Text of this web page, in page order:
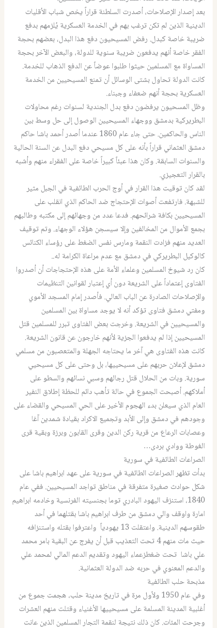
بعد إصدار الإصلاحات، أصدرت السلطنة قراراً يخص شباب الأقليات
الدينية الذين لم تكن ترغب بهم في الخدمة العسكرية يُلزمهم بدفع
ضريبة خاصة كبدل. رفض المسيحيون دفع هذا البدل، بعضهم بحجة
الفقر خاصة أنهم يدفعون ضريبة سنوية للدولة، والبعض الآخر بحجة
المساواة مع المسلمين حيثوا طلبوا عوضاً عن الدفع الذهاب للخدمة.
كانت الدولة تحاول بشتى الوسائل أن تمنع المسيحيين من الخدمة
العسكرية بحجة أنهم ضعفاء وجبناء.
وظل المسحيون يرفضون دفع بدل الجندية لسنوات رغم محاولات
البطريركية بدمشق ووجهاء المسيحيين الوصول إلى حل وسط بين
الناس والحاكمين. حتى جاء عام 1860 عندما أصدر أحمد باشا حاكم
دمشق العثماني قراراً بأنه على كل مسيحي دفع البدل عن السنة الحالية
والسنوات السابقة. وكان هذا عبئاً كبيراً خاصة على الفقراء منهم وأشبه
بالقرار التعجيزي.
لقد كان توقيت هذا القرار في أوج الحرب الطائفية في الجبل مثير
للشبهة. فارتفعت أصوات الإحتجاج ضد الحاكم الذي انقلب على
المسيحيين بكافة شرائحهم. فدعا عدد من وجهائهم إلى مكتبه وطالبهم
بجمع الأموال من المخالفين وإلا سيسجن هؤلاء الوجهاء. وتم توقيف
العديد منهم فزادت النقمة ومارس نفس الضغط على رؤساء الكنائس
كالوكيل البطريركي في دمشق مع عدم مراعاة الكرامة له..
كان رد شيوخ المسلمين وعلماء الأمة على هذه الإحتجاجات أن أصدروا
الفتاوى إعتماداً على الشريعة دون أي إعتبار لقوانين التنظيمات
والإصلاحات الصادرة عن الباب العالي. فأصدر إمام المسجد الأموي
ومفتي دمشق فتاوى تؤكد أنه لا يوجد مساواة بين المسلمين
والمسيحيين في الشريعة. وخرجت بعض الفتاوى تبرر للمسلمين قتل
المسيحيين إذا لم يدفعوا الجزية لأنهم خارجون عن قانون الشريعة.
كانت هذه الفتاوى هي آخر ما يحتاجه الجهلة والمتعصبون من مسلمي
دمشق لإعلان حربهم على مسيحييها، بل وحتى على كل مسيحيي
سورية. وبات من الحلال قتل رجالهم وسبي نسائهم والسطو على
أملاكهم. أصبحت الجموع في حالة تأهب دائم للحظة إطلاق النفير
العام الذي سيعلن بدء الهجوم الأخير على الحي المسيحي والقضاء على
وجودهم في دمشق وإلى الأبد وتجميع الاكراد بقيادة شمدين آغا
وعصابات الرعاع من قرية ركن الدين وقرى القابون وبرزة وبقية قرى
الغوطة ووادي بردى…
الصراعات الطائفية في سورية
بدأت تظهر الصراعات الطائفية في سورية على عهد ابراهيم باشا على
شكل حوادث صغيرة متفرقة في مناطق تواجد المسيحيين. ففي عام
1840، استنزف اليهود البادري توما بجنسيته الفرنسية وخادمه ابراهيم
امارة واوقف والي دمشق من طرف ابراهيم باشا بقتلهما في أحد
طقوسهم الدينية. واعتقلت 13 يهودياً واعترفوا بقتله واستنزافه
حيث مات منهم 4 تحت التعذيب قبل أن يفرج عن البقية بامر محمد
علي باشا تحت ضغطزعماء اليهود وتقديم الدعم المالي لمحمد علي
والدعم المعنوي في حربه ضد الدولة العثمانية.
مذبحة حلب الطائفية
وفي عام 1950 ولأول مرة في تاريخ مدينة حلب، هجمت جموع من
أغلبية المدينة المسلمة على مسيحييها الأغنياء وقتلت منهم العشرات
وجرحت المئات. كان ذلك نتيجة لنقمة التجار المسلمين الذين عانت